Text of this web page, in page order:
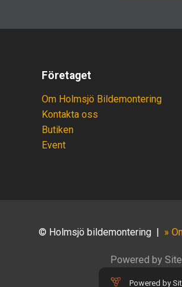
Företaget
Om Holmsjö Bildemontering
Kontakta oss
Butiken
Event
© Holmsjö bildemontering | »
Powered by
Powered by